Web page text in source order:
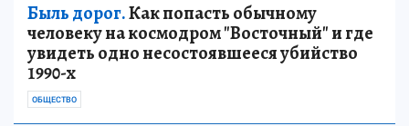
Быль дорог.Как попасть обычному
человеку на космодром "Восточный" и где
увидеть одно несостоявшееся убийство
1990-х
ОБЩЕСТВО